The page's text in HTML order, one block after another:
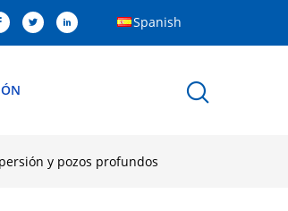
Spanish
y pozos profundos